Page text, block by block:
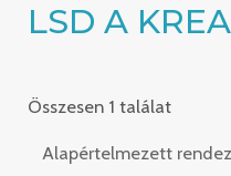
LSD A
Összesen 1 találat